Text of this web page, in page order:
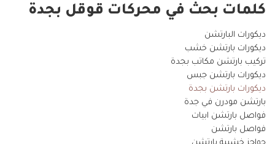
كلمات بحث في محركات قوقل بجدة
ديكورات البارتشن
ديكورات بارتشن خشب
تركيب بارتشن مكاتب بجدة
ديكورات بارتشن جبس
ديكورات بارتشن بجدة
بارتشن مودرن في جدة
فواصل بارتشن ابيات
فواصل بارتشن